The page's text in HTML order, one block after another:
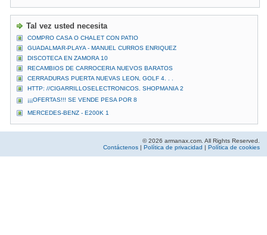
Tal vez usted necesita
COMPRO CASA O CHALET CON PATIO
GUADALMAR-PLAYA - MANUEL CURROS ENRIQUEZ
DISCOTECA EN ZAMORA 10
RECAMBIOS DE CARROCERIA NUEVOS BARATOS
CERRADURAS PUERTA NUEVAS LEON, GOLF 4. . .
HTTP: //CIGARRILLOSELECTRONICOS. SHOPMANIA 2
¡¡¡OFERTAS!!! SE VENDE PESA POR 8
MERCEDES-BENZ - E200K 1
© 2026 armanax.com. All Rights Reserved.
Contáctenos | Política de privacidad | Política de cookies